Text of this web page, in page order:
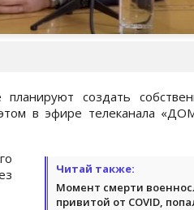
создать
в эфире телеканала
Читай также:
Момент смерти
привитой от COVID,